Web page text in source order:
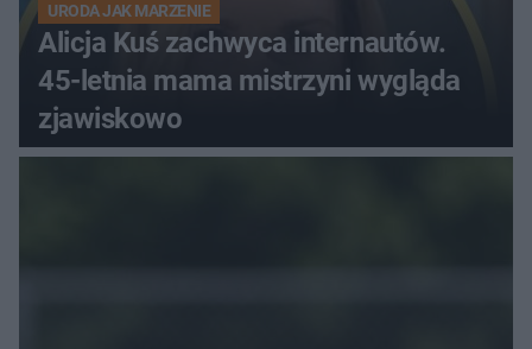
URODA JAK MARZENIE
Alicja Kuś zachwyca internautów.
45-letnia mama mistrzyni wygląda
zjawiskowo